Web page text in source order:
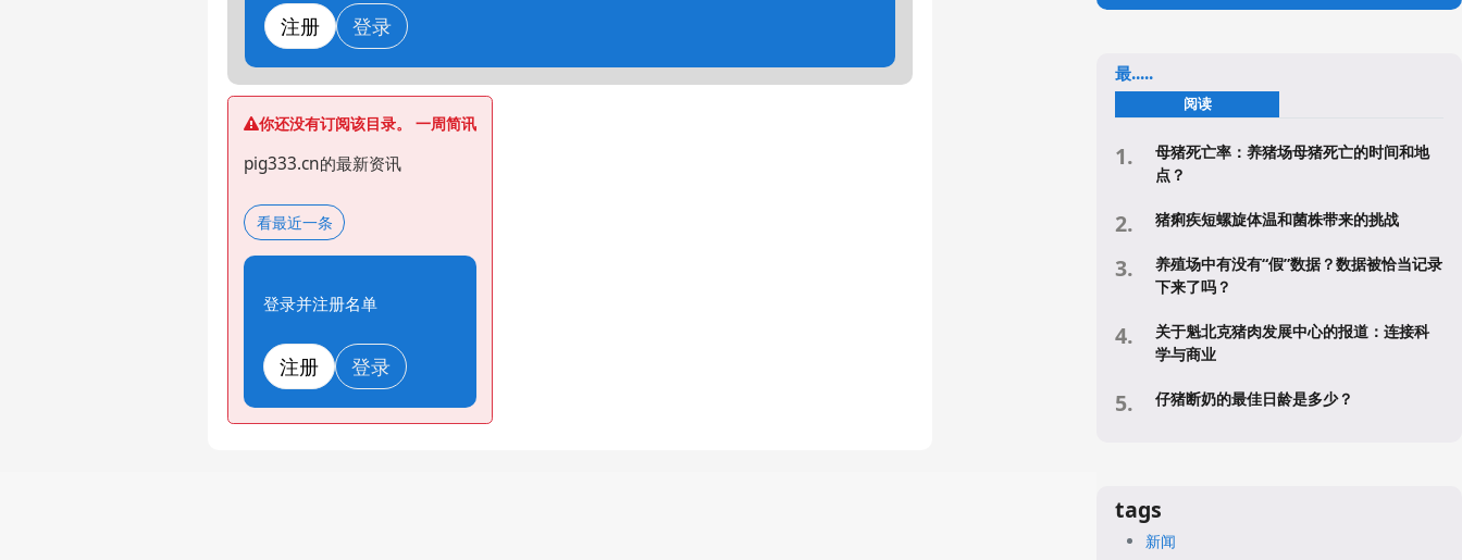
注册 登录
你还没有订阅该目录。 一周简讯
pig333.cn的最新资讯
看最近一条
登录并注册名单
注册 登录
最.....
阅读
母猪死亡率：养猪场母猪死亡的时间和地
点？
猪痢疾短螺旋体温和菌株带来的挑战
养殖场中有没有“假”数据？数据被恰当记录
下来了吗？
关于魁北克猪肉发展中心的报道：连接科
学与商业
仔猪断奶的最佳日龄是多少？
tags
新闻